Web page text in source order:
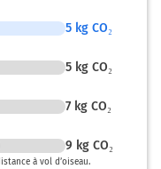
5 kg CO₂
5 kg CO₂
7 kg CO₂
9 kg CO₂
à vol d’oiseau.